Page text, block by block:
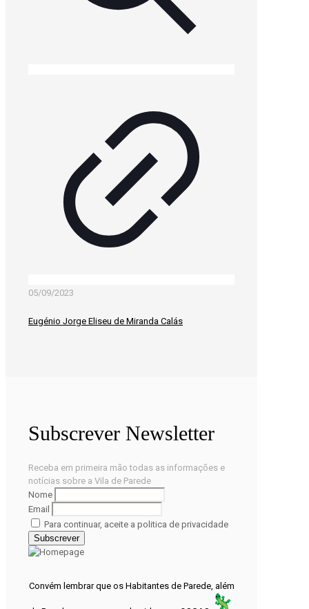
05/09/2023
Eugénio Jorge Eliseu de Miranda Calás
Subscrever Newsletter
Receba em primeira mão todas as informações e
notícias sobre a Vila de Parede
Nome
Email
Para continuar, aceite a politica de privacidade
Convém lembrar que os Habitantes de Parede, além